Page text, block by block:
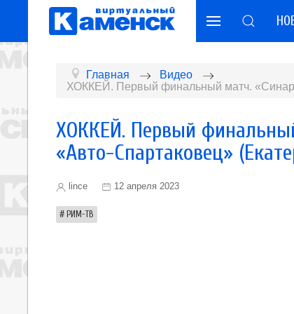
Главная
Видео
ХОККЕЙ. Первый финальный матч.
ХОККЕЙ. Первый
«Авто-Спартаковец»
lince 12 апреля 2023
РИМ-ТВ